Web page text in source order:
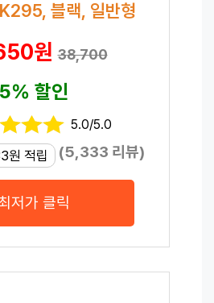
블랙, 일반형
원38,700
5% 할인
5.0/5.0
원 적립 (5,333 리뷰)
저가 클릭